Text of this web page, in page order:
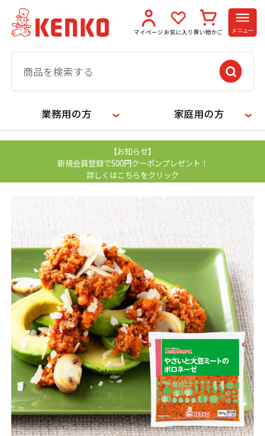
マイページ お気に入り 買い物かご メニュー
業務用の方 家庭用の方
【お知らせ】
新規会員登録で500円クーポンプレゼント！
詳しくはこちらをクリック